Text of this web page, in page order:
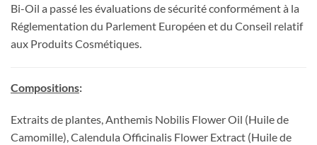
Bi-Oil a passé les évaluations de sécurité conformément à la
Réglementation du Parlement Européen et du Conseil relatif
aux Produits Cosmétiques.
Compositions:
Extraits de plantes, Anthemis Nobilis Flower Oil (Huile de
Camomille), Calendula Officinalis Flower Extract (Huile de